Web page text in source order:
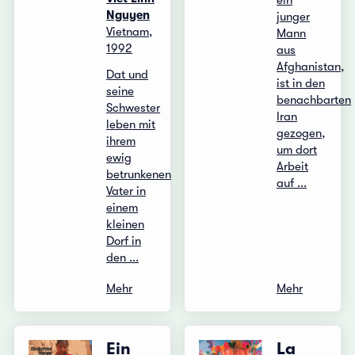
Nguyen
Vietnam,
1992
Dat und
seine
Schwester
leben mit
ihrem
ewig
betrunkenen
Vater in
einem
kleinen
Dorf in
den ...
Mehr
junger
Mann
aus
Afghanistan,
ist in den
benachbarten
Iran
gezogen,
um dort
Arbeit
auf ...
Mehr
Ein La